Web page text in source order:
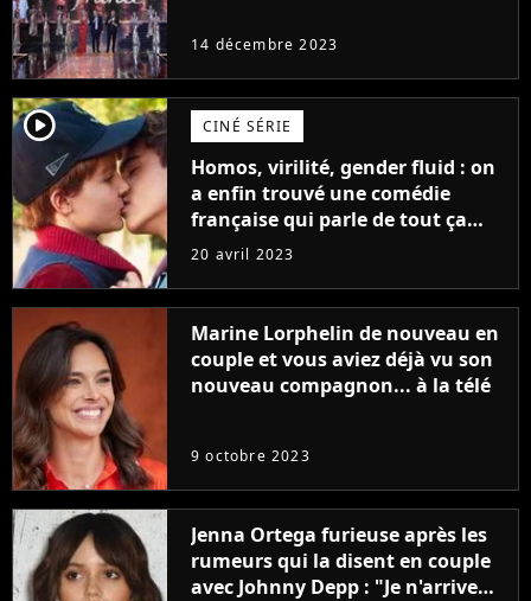
14 décembre 2023
player2 CINÉ SÉRIE
Homos, virilité, gender fluid : on
a enfin trouvé une comédie
française qui parle de tout ça
sans être super ringarde
20 avril 2023
Marine Lorphelin de nouveau en
couple et vous aviez déjà vu son
nouveau compagnon... à la télé
9 octobre 2023
Jenna Ortega furieuse après les
rumeurs qui la disent en couple
avec Johnny Depp : "Je n'arrive